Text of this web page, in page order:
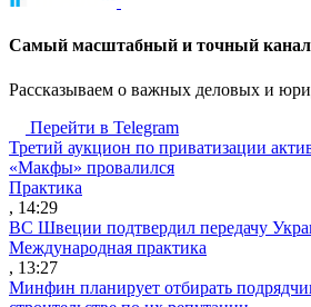
Cамый масштабный и точный канал
Рассказываем о важных деловых и
Перейти в Telegram
Третий аукцион по приватизации
«Макфы» провалился
Практика
, 14:29
ВС Швеции подтвердил передачу
Международная практика
, 13:27
Минфин планирует отбирать